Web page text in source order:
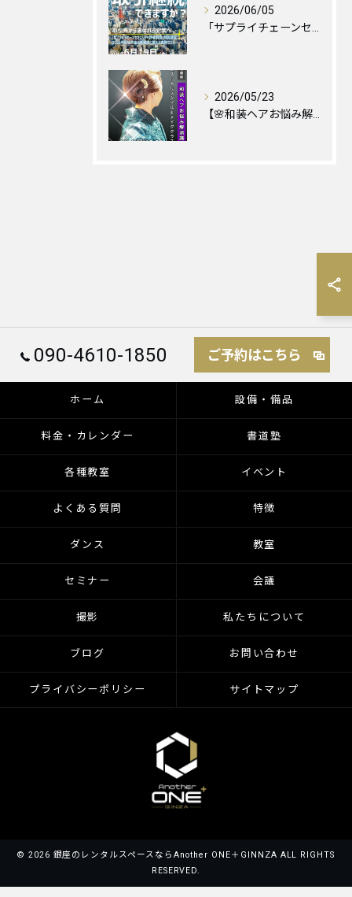
2026/06/05
2026/05/23
090-4610-1850 ご予約はこちら
ホーム 設備・備品
料金・カレンダー 書道塾
各種教室 イベント
よくある質問 特徴
ダンス 教室
セミナー 会議
撮影 私たちについて
ブログ お問い合わせ
プライバシーポリシー サイトマップ
© 2026 銀座のレンタルスペースならAnother ONE＋GINNZA ALL RIGHTS
RESERVED.